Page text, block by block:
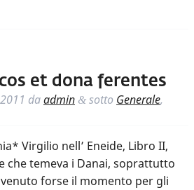
et dona ferentes
daadmin & sotto Generale,
Virgilio nell’ Eneide, Libro II,
che temeva i Danai, soprattutto
forse il momento per gli